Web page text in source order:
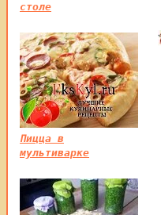
столе
Пицца в
мультиварке